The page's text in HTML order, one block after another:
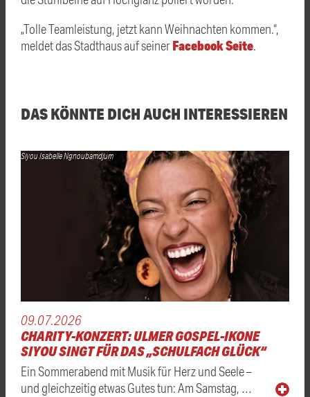
„Tolle Teamleistung, jetzt kann Weihnachten kommen.“,
meldet das Stadthaus auf seinerFacebook Seite.
DAS KÖNNTE DICH AUCH INTERESSIEREN
Siyou Isabelle Ngnoubamdjum
09.07.2026
CHARITY-KONZERT: ULMER GOSPEL-IKONE
SIYOU SINGT FÜR DAS „SCHULFACH GLÜCK“
Ein Sommerabend mit Musik für Herz und Seele –
und gleichzeitig etwas Gutes tun: Am Samstag, …